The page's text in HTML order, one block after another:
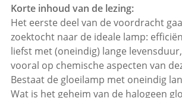
Korte inhoud van de lezing:
Het eerste deel van de voordracht
zoektocht naar de ideale lamp:
liefst met (oneindig) lange
vooral op chemische aspecten van
Bestaat de gloeilamp met oneindig
Wat is het geheim van de halogeen